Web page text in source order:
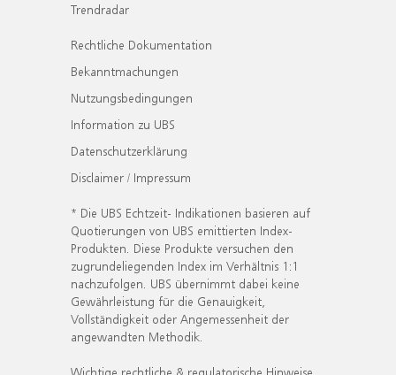
Trendradar
Rechtliche Dokumentation
Bekanntmachungen
Nutzungsbedingungen
Information zu UBS
Datenschutzerklärung
Disclaimer / Impressum
* Die UBS Echtzeit- Indikationen basieren auf
Quotierungen von UBS emittierten Index-
Produkten. Diese Produkte versuchen den
zugrundeliegenden Index im Verhältnis 1:1
nachzufolgen. UBS übernimmt dabei keine
Gewährleistung für die Genauigkeit,
Vollständigkeit oder Angemessenheit der
angewandten Methodik.